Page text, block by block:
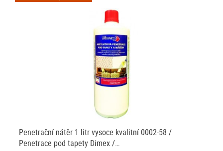
Penetrační nátěr 1 litr vysoce kvalitní 0002-58 /
Penetrace pod tapety Dimex /…